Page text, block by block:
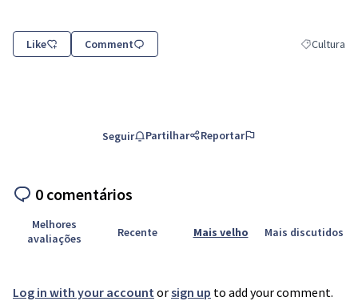
Like Comment Cultura
Seguir Partilhar Reportar
0 comentários
Melhores
avaliações
Recente Mais velho Mais discutidos
Log in with your account orsign up to add your comment.